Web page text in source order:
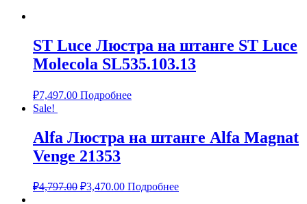
ST Luce Люстра на штанге ST Luce
Molecola SL535.103.13
₽7,497.00 Подробнее
Sale!
Alfa Люстра на штанге Alfa Magnat
Venge 21353
₽4,797.00 ₽3,470.00 Подробнее